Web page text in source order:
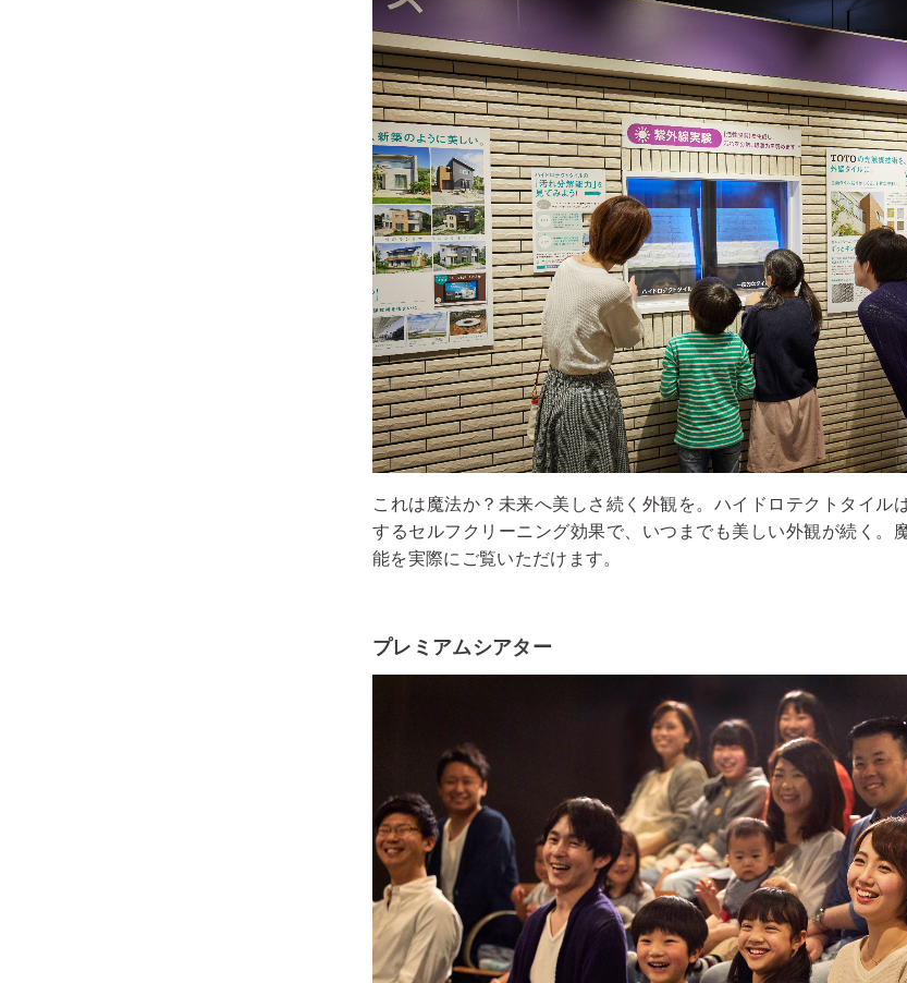
これは魔法か？未来へ美しさ続く外観を。ハイドロテクトタイル
するセルフクリーニング効果で、いつまでも美しい外観が続く。
能を実際にご覧いただけます。
プレミアムシアター